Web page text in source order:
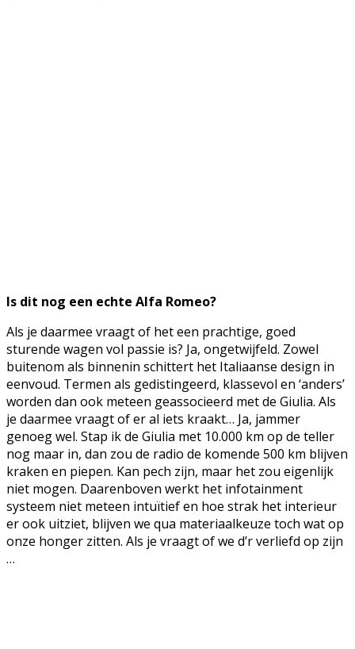
Is dit nog een echte Alfa Romeo?
Als je daarmee vraagt of het een prachtige, goed
sturende wagen vol passie is? Ja, ongetwijfeld. Zowel
buitenom als binnenin schittert het Italiaanse design in
eenvoud. Termen als gedistingeerd, klassevol en ‘anders’
worden dan ook meteen geassocieerd met de Giulia. Als
je daarmee vraagt of er al iets kraakt… Ja, jammer
genoeg wel. Stap ik de Giulia met 10.000 km op de teller
nog maar in, dan zou de radio de komende 500 km blijven
kraken en piepen. Kan pech zijn, maar het zou eigenlijk
niet mogen. Daarenboven werkt het infotainment
systeem niet meteen intuïtief en hoe strak het interieur
er ook uitziet, blijven we qua materiaalkeuze toch wat op
onze honger zitten. Als je vraagt of we d’r verliefd op zijn
…